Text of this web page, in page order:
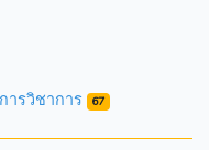
ารวิชาการ 67